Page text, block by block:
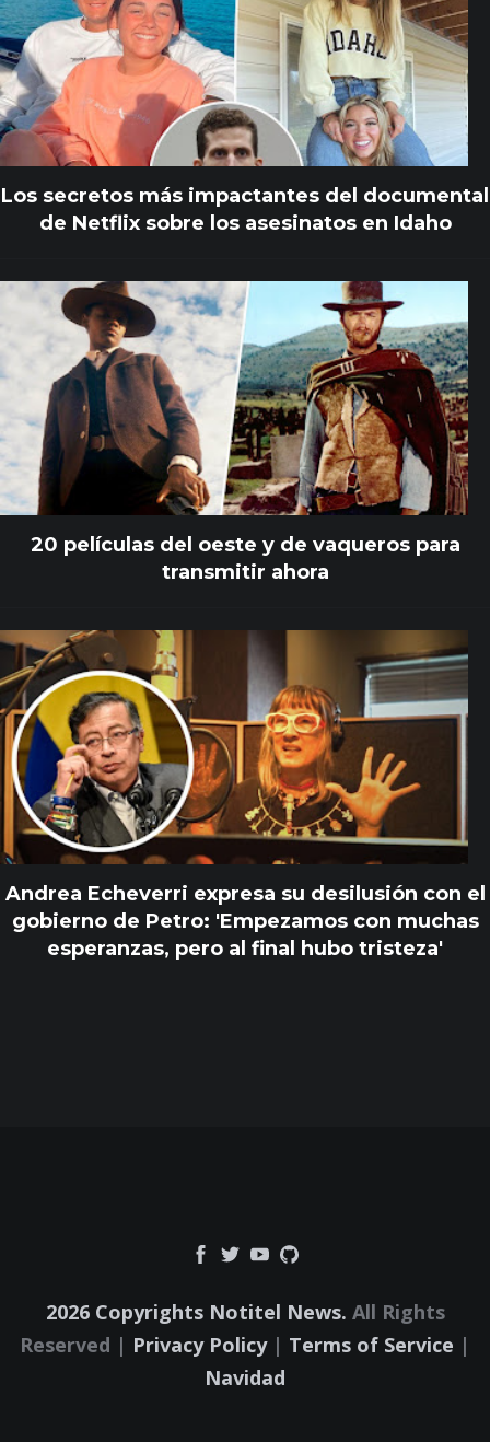
Los secretos más impactantes del documental
de Netflix sobre los asesinatos en Idaho
20 películas del oeste y de vaqueros para
transmitir ahora
Andrea Echeverri expresa su desilusión con el
gobierno de Petro: 'Empezamos con muchas
esperanzas, pero al final hubo tristeza'
2026 Copyrights Notitel News. All Rights
Reserved | Privacy Policy| Terms of Service |
Navidad